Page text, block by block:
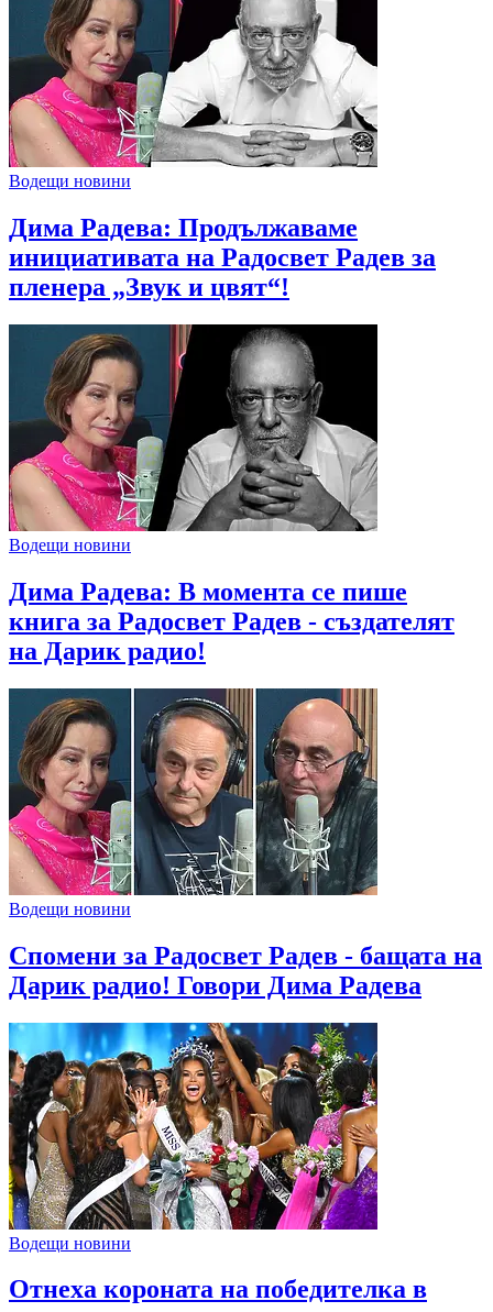
Водещи новини
Дима Радева: Продължаваме
инициативата на Радосвет Радев за
пленера „Звук и цвят“!
Водещи новини
Дима Радева: В момента се пише
книга за Радосвет Радев - създателят
на Дарик радио!
Водещи новини
Спомени за Радосвет Радев - бащата на
Дарик радио! Говори Дима Радева
Водещи новини
Отнеха короната на победителка в